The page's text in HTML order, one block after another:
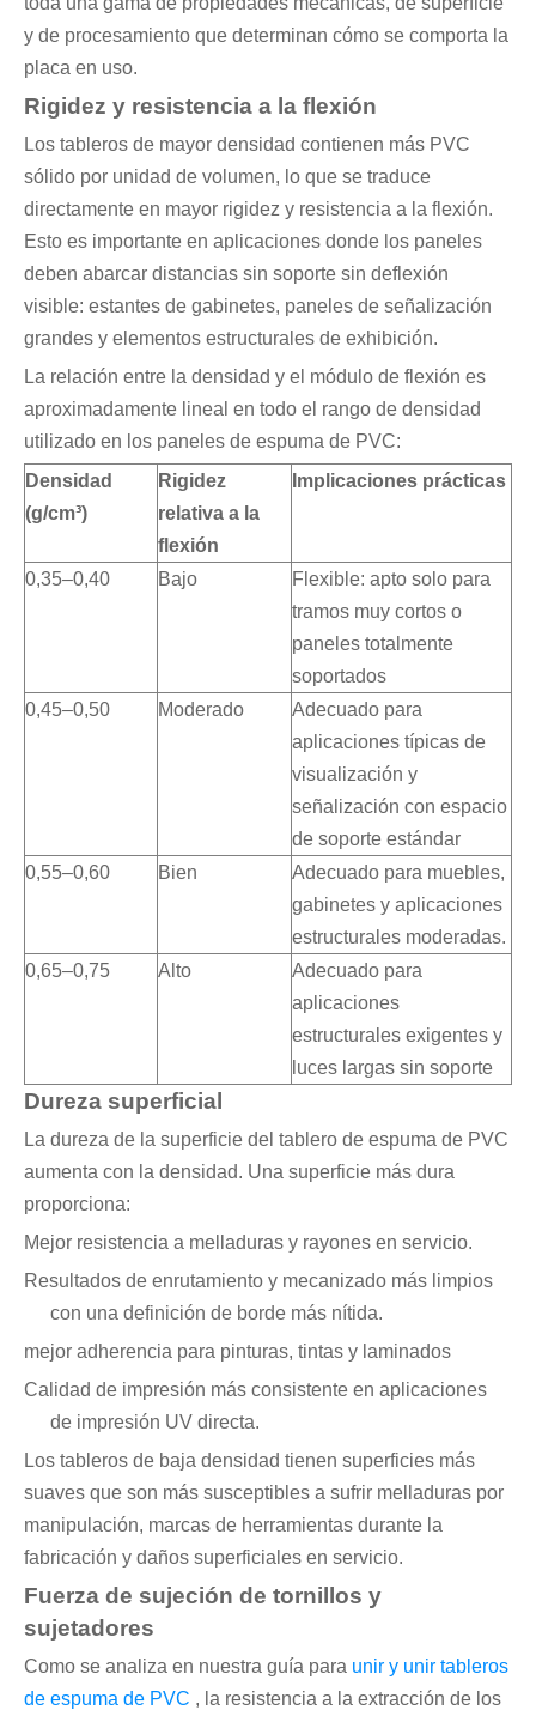
y de procesamiento que determinan cómo se comporta la
placa en uso.
Rigidez y resistencia a la flexión
Los tableros de mayor densidad contienen más PVC
sólido por unidad de volumen, lo que se traduce
directamente en mayor rigidez y resistencia a la flexión.
Esto es importante en aplicaciones donde los paneles
deben abarcar distancias sin soporte sin deflexión
visible: estantes de gabinetes, paneles de señalización
grandes y elementos estructurales de exhibición.
La relación entre la densidad y el módulo de flexión es
aproximadamente lineal en todo el rango de densidad
utilizado en los paneles de espuma de PVC:
Densidad
(g/cm³)
Rigidez
relativa a la
flexión
Implicaciones prácticas
0,35–0,40 Bajo
Flexible: apto solo para
tramos muy cortos o
paneles totalmente
soportados
0,45–0,50
Moderado
Adecuado para
aplicaciones típicas de
visualización y
señalización con espacio
de soporte estándar
0,55–0,60
Bien
Adecuado para muebles,
gabinetes y aplicaciones
estructurales moderadas.
0,65–0,75
Alto
Adecuado para
aplicaciones
estructurales exigentes y
luces largas sin soporte
Dureza superficial
La dureza de la superficie del tablero de espuma de PVC
aumenta con la densidad. Una superficie más dura
proporciona:
Mejor resistencia a melladuras y rayones en servicio.
Resultados de enrutamiento y mecanizado más limpios
con una definición de borde más nítida.
mejor adherencia para pinturas, tintas y laminados
Calidad de impresión más consistente en aplicaciones
de impresión UV directa.
Los tableros de baja densidad tienen superficies más
suaves que son más susceptibles a sufrir melladuras por
manipulación, marcas de herramientas durante la
fabricación y daños superficiales en servicio.
Fuerza de sujeción de tornillos y
sujetadores
Como se analiza en nuestra guía para unir y unir tableros
de espuma de PVC , la resistencia a la extracción de los